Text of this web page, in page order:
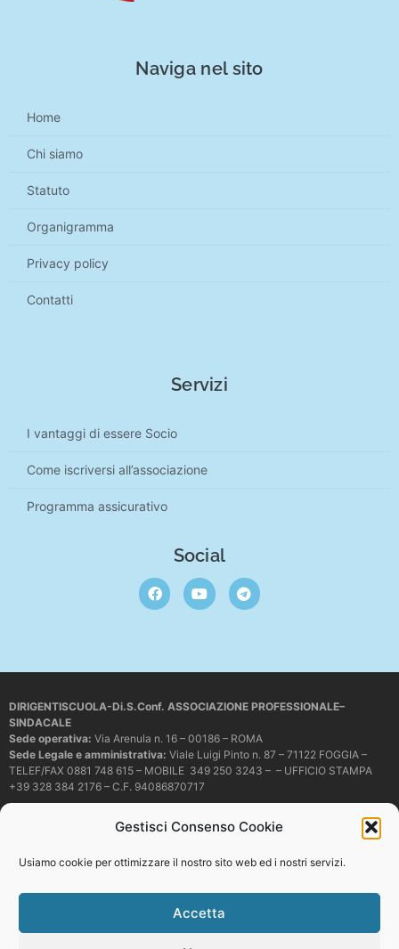
Gestisci Consenso Cookie
Usiamo cookie per ottimizzare il nostro sito web ed i nostri servizi.
Accetta
Naviga nel sito
Home
Chi siamo
Statuto
Organigramma
Privacy policy
Contatti
Servizi
I vantaggi di essere Socio
Come iscriversi all’associazione
Programma assicurativo
Social
DIRIGENTISCUOLA-Di.S.Conf. ASSOCIAZIONE PROFESSIONALE–
SINDACALE
Sede operativa: Via Arenula n. 16 – 00186 – ROMA
Sede Legale e amministrativa: Viale Luigi Pinto n. 87 – 71122 FOGGIA –
TELEF/FAX 0881 748 615 – MOBILE 349 250 3243 – – UFFICIO STAMPA
+39 328 384 2176 – C.F. 94086870717
dirigentiscuola@pec.it
copiare o riprodurre in alcun modo i contenuti presenti in questo sito se non